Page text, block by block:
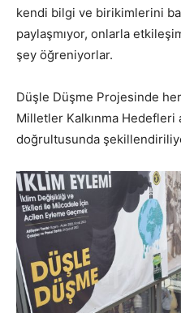
kendi bilgi ve birikimlerini
paylaşmıyor, onlarla
şey öğreniyorlar.
Düşle Düşme Projesinde
Milletler Kalkınma Hedefleri
doğrultusunda